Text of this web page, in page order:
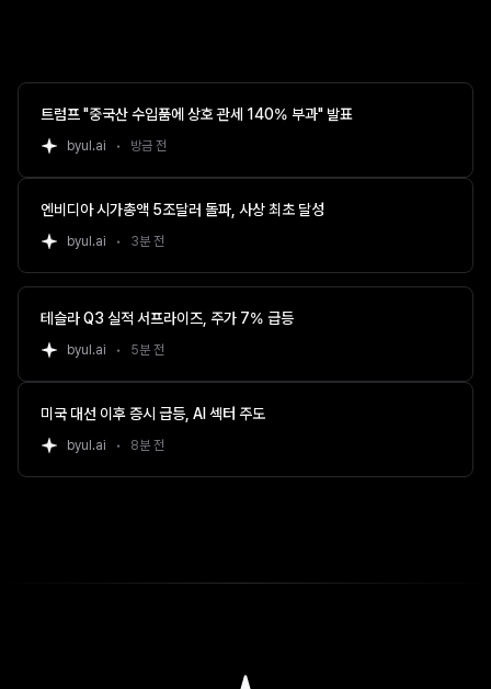
트럼프 "중국산 수입품에 상호 관세 140% 부과" 발표
byul.ai • 방금 전
엔비디아 시가총액 5조달러 돌파, 사상 최초 달성
byul.ai • 3분 전
테슬라 Q3 실적 서프라이즈, 주가 7% 급등
byul.ai • 5분 전
미국 대선 이후 증시 급등, AI 섹터 주도
byul.ai • 8분 전